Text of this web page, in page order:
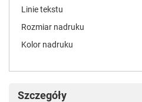
Linie tekstu
Rozmiar nadruku
Kolor nadruku
Szczegóły